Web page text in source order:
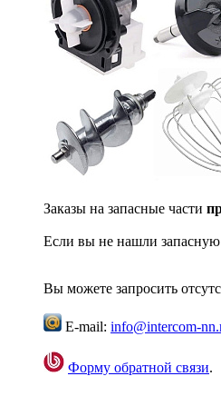
Заказы на запасные части
Если вы не нашли запасную
Вы можете запросить
E-mail: info@intercom-
Форму обратной связи.